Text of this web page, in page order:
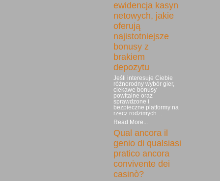
ewidencja kasyn
netowych, jakie
oferują
najistotniejsze
bonusy z
brakiem
depozytu
Jeśli interesuje Ciebie
różnorodny wybór gier,
ciekawe bonusy
powitalne oraz
sprawdzone i
bezpieczne platformy na
rzecz rodzimych…
Read More...
Qual ancora il
genio di qualsiasi
pratico ancora
convivente dei
casinò?